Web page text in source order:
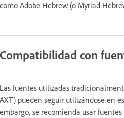
como Adobe Hebrew (o Myriad
Compatibilidad con
Las fuentes utilizadas
AXT) pueden seguir utilizándose en
embargo, se recomienda usar